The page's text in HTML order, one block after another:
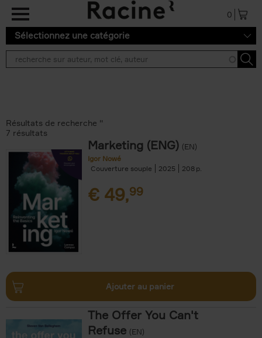
Aller au contenu principal
0
Sélectionnez une catégorie
Résultats de recherche ''
7 résultats
Marketing (ENG) (EN)
Igor Nowé
Couverture souple
2025 208
€ 49,99
Ajouter au panier
The Offer You Can't
Refuse (EN)